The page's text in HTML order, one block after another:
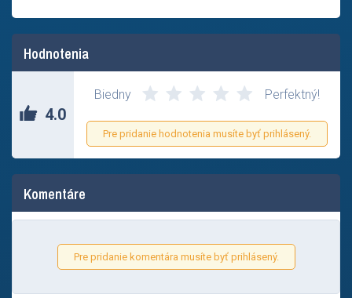
Hodnotenia
4.0
Biedny Perfektný!
Pre pridanie hodnotenia musíte byť prihlásený.
Komentáre
Pre pridanie komentára musíte byť prihlásený.